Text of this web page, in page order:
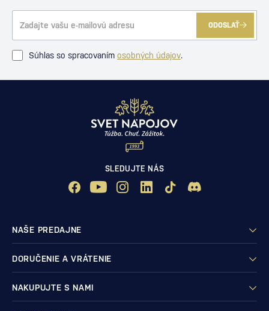
ODOSLAŤ
Súhlas so spracovaním osobných údajov.
SLEDUJTE NÁS
NAŠE PREDAJNE
DORUČENIE A VRÁTENIE
NAKUPUJTE S NAMI